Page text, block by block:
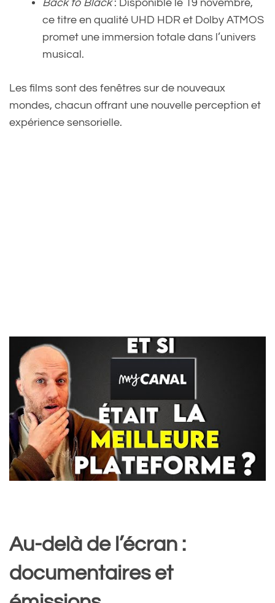
Back to Black: Disponible le 19 novembre,
ce titre en qualité UHD HDR et Dolby ATMOS
promet une immersion totale dans l’univers
musical.
Les films sont des fenêtres sur de nouveaux
mondes, chacun offrant une nouvelle perception et
expérience sensorielle.
Au-delà de l’écran :
documentaires et